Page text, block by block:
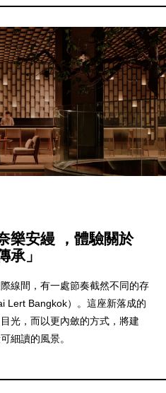
樂安縵 ，體驗關於
承」
線間，有一處節奏截然不同的存
Bangkok）。這座新落成的
光，而以更內斂的方式，將建
細讀的風景。